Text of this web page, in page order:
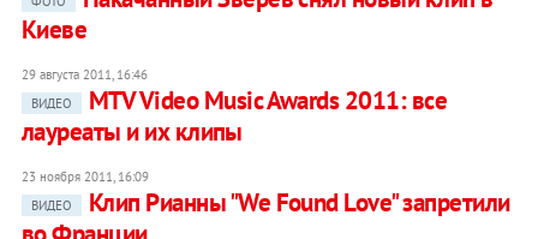
Киеве
29 августа 2011, 16:46
ВИДЕО
MTV Video Music Awards 2011: все
лауреаты и их клипы
23 ноября 2011, 16:09
ВИДЕО
Клип Рианны "We Found Love" запретили